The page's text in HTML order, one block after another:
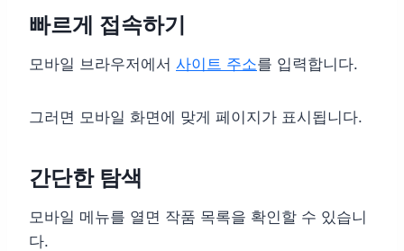
빠르게 접속하기
모바일 브라우저에서 사이트 주소를 입력합니다.
그러면 모바일 화면에 맞게 페이지가 표시됩니다.
간단한 탐색
모바일 메뉴를 열면 작품 목록을 확인할 수 있습니
다.